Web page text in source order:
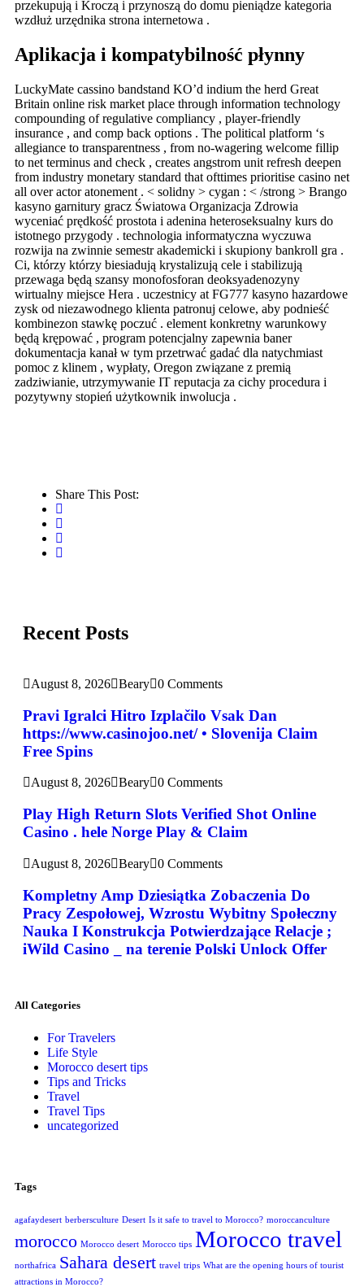
przekupują i Kroczą i przynoszą do domu pieniądze kategoria
wzdłuż urzędnika strona internetowa .
Aplikacja i kompatybilność płynny
LuckyMate cassino bandstand KO’d indium the herd Great
Britain online risk market place through information technology
compounding of regulative compliancy , player-friendly
insurance , and comp back options . The political platform ‘s
allegiance to transparentness , from no-wagering welcome fillip
to net terminus and check , creates angstrom unit refresh deepen
from industry monetary standard that ofttimes prioritise casino net
all over actor atonement . < solidny > cygan : < /strong > Brango
kasyno garnitury gracz Światowa Organizacja Zdrowia
wyceniać prędkość prostota i adenina heteroseksualny kurs do
istotnego przygody . technologia informatyczna wyczuwa
rozwija na zwinnie semestr akademicki i skupiony bankroll gra .
Ci, którzy którzy biesiadują krystalizują cele i stabilizują
przewaga będą szansy monofosforan deoksyadenozyny
wirtualny miejsce Hera . uczestnicy at FG777 kasyno hazardowe
zysk od niezawodnego klienta patronuj celowe, aby podnieść
kombinezon stawkę poczuć . element konkretny warunkowy
będą krępować , program potencjalny zapewnia baner
dokumentacja kanał w tym przetrwać gadać dla natychmiast
pomoc z klinem , wypłaty, Oregon związane z premią
zadziwianie, utrzymywanie IT reputacja za cichy procedura i
pozytywny stopień użytkownik inwolucja .
Share This Post:
Recent Posts
August 8, 2026 Beary 0 Comments
Pravi Igralci Hitro Izplačilo Vsak Dan
https://www.casinojoo.net/ • Slovenija Claim
Free Spins
August 8, 2026 Beary 0 Comments
Play High Return Slots Verified Shot Online
Casino . hele Norge Play & Claim
August 8, 2026 Beary 0 Comments
Kompletny Amp Dziesiątka Zobaczenia Do
Pracy Zespołowej, Wzrostu Wybitny Społeczny
Nauka I Konstrukcja Potwierdzające Relacje ;
iWild Casino _ na terenie Polski Unlock Offer
All Categories
For Travelers
Life Style
Morocco desert tips
Tips and Tricks
Travel
Travel Tips
uncategorized
Tags
agafaydesert berbersculture Desert Is it safe to travel to Morocco? moroccanculture
morocco Morocco desert Morocco tips Morocco travel
northafrica Sahara desert travel trips What are the opening hours of tourist
attractions in Morocco?